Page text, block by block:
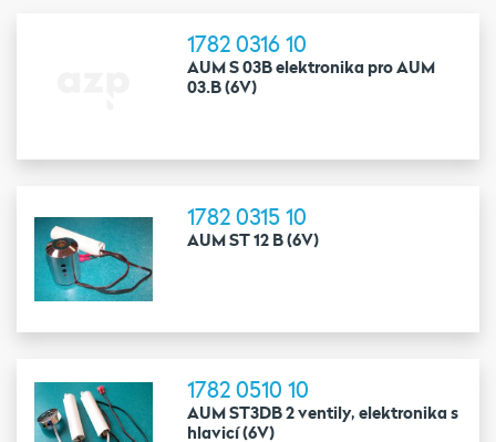
1782 0316 10
AUM S 03B elektronika pro AUM
03.B (6V)
1782 0315 10
AUM ST 12 B (6V)
1782 0510 10
AUM ST3DB 2 ventily, elektronika s
hlavicí (6V)